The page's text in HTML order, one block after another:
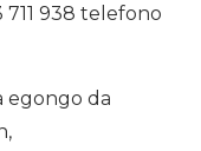
938 telefono
egongo da